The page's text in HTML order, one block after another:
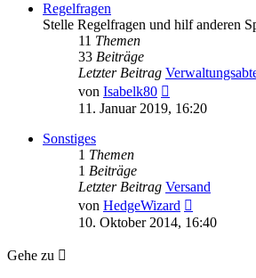
Regelfragen
Stelle Regelfragen und hilf anderen
11 Themen
33 Beiträge
Letzter Beitrag
von Isabelk80
Beitrag
11. Januar 2019, 16:20
Sonstiges
1 Themen
1 Beiträge
Letzter Beitrag Versand
von HedgeWizard
Beitrag
10. Oktober 2014, 16:40
Gehe zu